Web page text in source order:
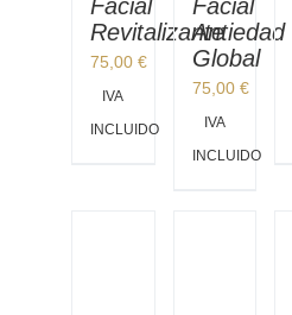
Facial
Revitalizante
75,00 €
IVA
INCLUIDO
Facial
Antiedad
Global
75,00 €
IVA
INCLUIDO